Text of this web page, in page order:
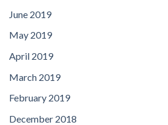
June 2019
May 2019
April 2019
March 2019
February 2019
December 2018